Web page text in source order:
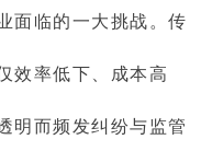
面临的一大挑战。传
效率低下、成本高
明而频发纠纷与监管